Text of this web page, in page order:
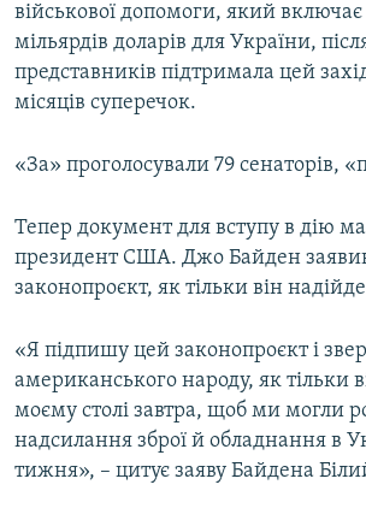
Усі сайти RFE/RL
військової допомоги, який
мільярдів доларів для України,
представників підтримала цей
місяців суперечок.
«За» проголосували 79 сенаторів,
Тепер документ для вступу в дію
президент США. Джо Байден
законопроєкт, як тільки він
«Я підпишу цей законопроєкт і
американського народу, як тільки
моєму столі завтра, щоб ми могли
надсилання зброї й обладнання в
тижня», – цитує заяву Байдена